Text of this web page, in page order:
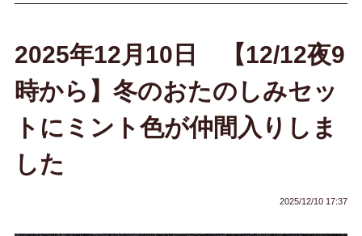
2025年12月10日 【12/12夜9
時から】冬のおたのしみセッ
トにミント色が仲間入りしま
した
2025/12/10 17:37